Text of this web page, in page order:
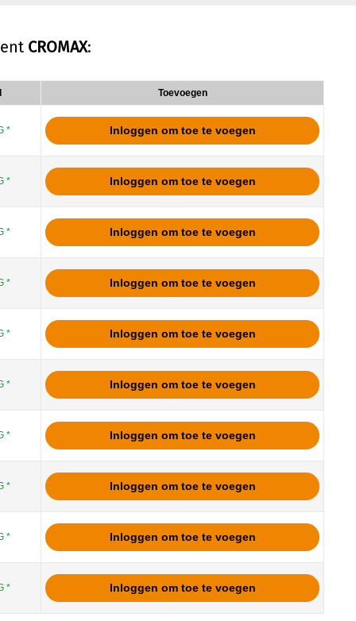
CROMAX:
Toevoegen
* Inloggen om toe te voegen
* Inloggen om toe te voegen
* Inloggen om toe te voegen
* Inloggen om toe te voegen
* Inloggen om toe te voegen
* Inloggen om toe te voegen
* Inloggen om toe te voegen
* Inloggen om toe te voegen
* Inloggen om toe te voegen
* Inloggen om toe te voegen